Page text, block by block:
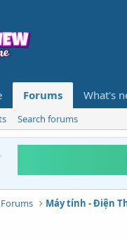
Forums What's
Search forums
Forums Máy tính - Điện